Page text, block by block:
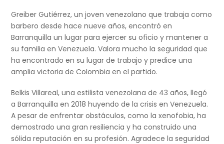
Greiber Gutiérrez, un joven venezolano que trabaja como
barbero desde hace nueve años, encontró en
Barranquilla un lugar para ejercer su oficio y mantener a
su familia en Venezuela. Valora mucho la seguridad que
ha encontrado en su lugar de trabajo y predice una
amplia victoria de Colombia en el partido.
Belkis Villareal, una estilista venezolana de 43 años, llegó
a Barranquilla en 2018 huyendo de la crisis en Venezuela.
A pesar de enfrentar obstáculos, como la xenofobia, ha
demostrado una gran resiliencia y ha construido una
sólida reputación en su profesión. Agradece la seguridad